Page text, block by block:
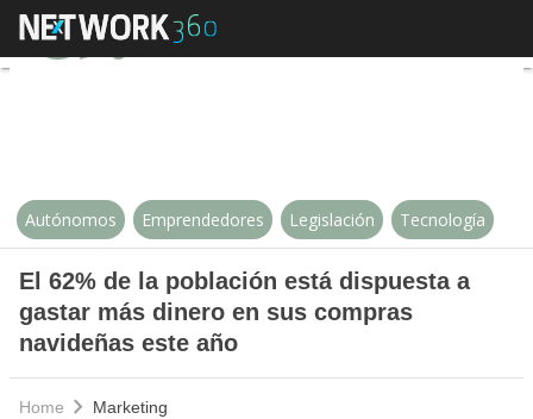
El 62% de la población está
Autónomos Emprendedores Legislación Tecnología
El 62% de la población está dispuesta a
gastar más dinero en sus compras
navideñas este año
Home Marketing